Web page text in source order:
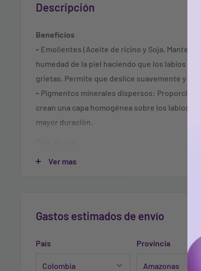
Descripción
Beneficios
- Emolientes (Aceite de ricino y Soja, Manteca
humedad de la piel haciendo que los labios
grietas. Permite que deslice suavemente y sea
- Pigmentos minerales dispersos:
crean una capa homogénea sobre los labios,
mayor duración.
Aplica el lápiz en todo el contorno, si deseas
Ver mas
Gastos estimados de envío
País Provincia